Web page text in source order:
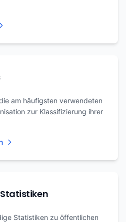
am häufigsten verwendeten
zur Klassifizierung ihrer
Statistiken zu öffentlichen